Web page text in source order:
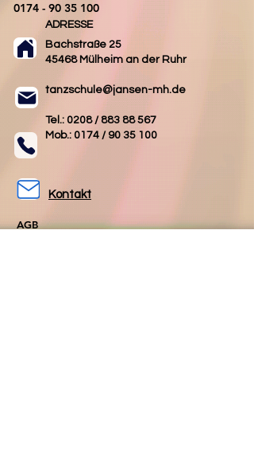
0174 - 90 35 100
ADRESSE
Bachstraße 25
45468 Mülheim an der Ruhr
tanzschule@jansen-mh.de
Tel.: 0208 / 883 88 567
Mob.: 0174 / 90 35 100
Kontakt
AGB